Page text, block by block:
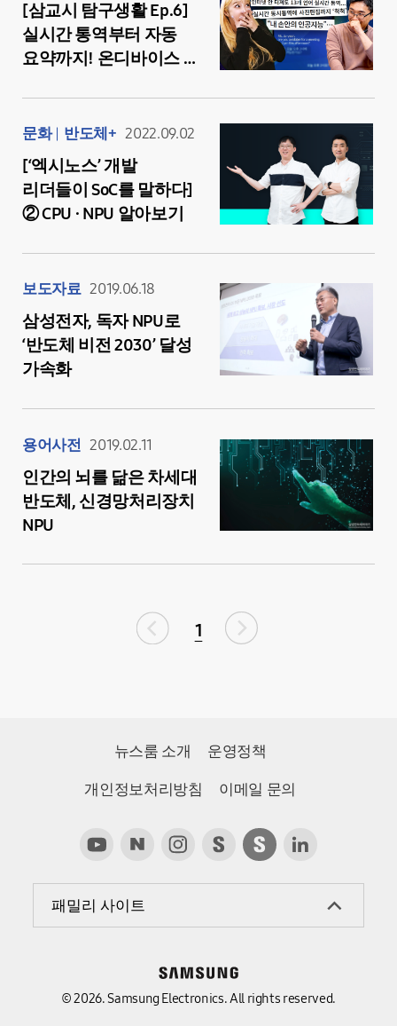
[삼교시 탐구생활 Ep.6]
실시간 통역부터 자동
요약까지! 온디바이스 AI
문화 반도체+ 2022.09.02
[‘엑시노스’ 개발
리더들이 SoC를 말하다]
② CPU · NPU 알아보기
보도자료 2019.06.18
삼성전자, 독자 NPU로
‘반도체 비전 2030’ 달성
가속화
용어사전 2019.02.11
인간의 뇌를 닮은 차세대
반도체, 신경망처리장치
NPU
1
뉴스룸 소개 운영정책
개인정보처리방침 이메일 문의
패밀리 사이트
© 2026. Samsung Electronics. All rights reserved.